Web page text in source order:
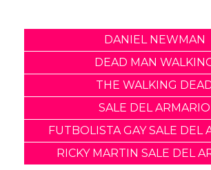
DANIEL NEWMAN
DEAD MAN
THE WALKING
SALE DEL ARMARIO
FUTBOLISTA GAY SALE DEL
RICKY MARTIN SALE DEL